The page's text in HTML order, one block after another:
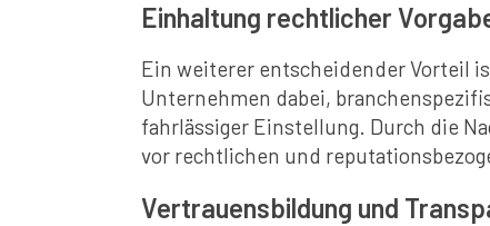
Einhaltung rechtlicher
Ein weiterer entscheidender Vorteil
Unternehmen dabei,
fahrlässiger Einstellung. Durch die
vor rechtlichen und
Vertrauensbildung und